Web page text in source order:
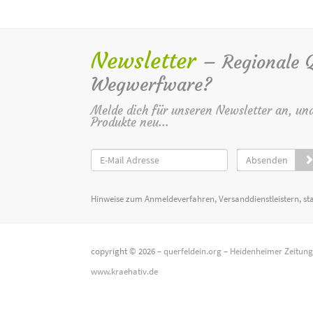
Newsletter – Regionale
Wegwerfware?
Melde dich für unseren Newsletter an,
Produkte neu...
Absenden
Hinweise zum Anmeldeverfahren, Versanddienstleistern,
copyright © 2026 –querfeldein.org– Heidenheimer
www.kraehativ.de